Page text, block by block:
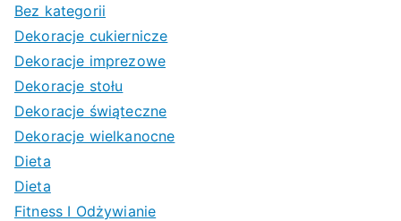
Bez kategorii
Dekoracje cukiernicze
Dekoracje imprezowe
Dekoracje stołu
Dekoracje świąteczne
Dekoracje wielkanocne
Dieta
Dieta
Fitness I Odżywianie